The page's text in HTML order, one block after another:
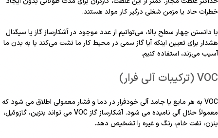
خطرات حاد یا مزمن شغلی درگیر کار مولد هستند.
با دانستن چهار سطح بالا، می‌توانیم از عدد موجود در آشکارساز گاز یا سیگنال
هشدار برای تعیین اینکه آیا گاز سمی در محیط کار ما نشت می‌کند یا به بدن ما
آسیب می‌زند، استفاده کنیم.
VOC (ترکیبات آلی فرار)
VOC به هر مایع یا جامد آلی خودفرار در دما و فشار معمولی اطلاق می شود که
معمولاً حلال آلی نامیده می شود. آشکارساز گاز VOC می تواند بنزین، گازوئیل،
بنزن، نفت خام، رنگ و غیره را تشخیص دهد.